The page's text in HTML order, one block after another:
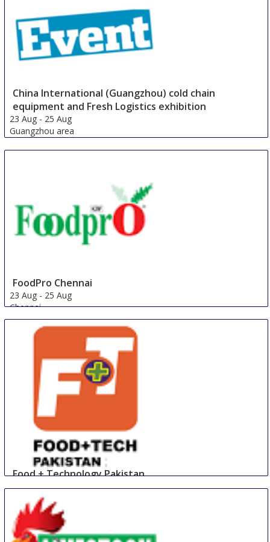
China International (Guangzhou) cold chain
equipment and Fresh Logistics exhibition
23 Aug - 25 Aug
Guangzhou area
FoodPro Chennai
23 Aug - 25 Aug
Chennai
India
Food + Technology Pakistan
23 Aug-25 Aug
Lahore
Pakistan